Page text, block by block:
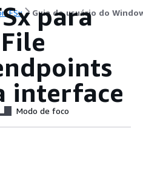
FSx Guia do usuário do
para
interface
Modo de foco